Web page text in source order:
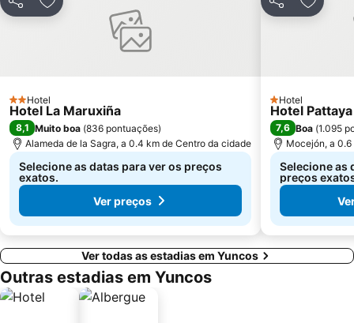
Carabanchel
Gran Vía Metro Station
Paseo de la Castellana
Praça da Cibeles
Centro Comercial Gran Vía de Hortaleza
Villa de Vallecas
Santiago Bernabéu Metro Station
PartilharAdicionar aos favoritos
2 Estrelas
Hotel
Hotel La Maruxiña
8,1 Muito boa (836 pontuações)
Alameda de la Sagra, a 0.4 km de Centro da cidade
Selecione as datas para ver os preços
exatos.
Ver preços
Partilhar
1 Estrelas
Hotel
Hotel Pattaya
7,6 Boa (1.095
Mocejón, a
Selecione as
preços
Ver todas as estadias em Yuncos
Outras estadias em Yuncos